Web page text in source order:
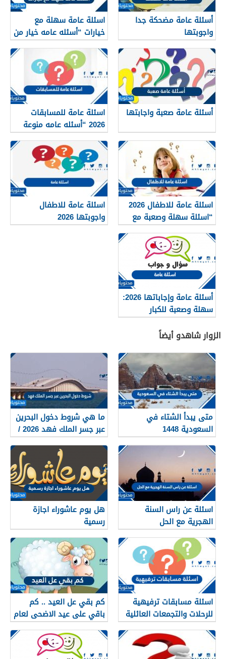
أسئلة عامة مضحكة جدا
واجوبتها
اسئلة عامة سهلة مع
خيارات “أسئله عامه خيار من
متعدد 2026”
أسئلة عامة صعبة واجابتها
اسئلة عامة للمسابقات
2026 “أسئله عامه منوعة
مع الاجابات”
اسئلة عامة للاطفال 2026
“اسئلة سهلة وصعبة مع
الحل”
اسئلة عامة للاطفال
واجوبتها 2026
أسئلة عامة وإجاباتها 2026:
سهلة وصعبة للكبار
والأطفال
الزوار شاهدو أيضاً
متى يبدأ الشتاء في
السعودية 1448
ما هي شروط دخول البحرين
عبر جسر الملك فهد 2026 /
1448
اسئلة عن راس السنة
الهجرية مع الحل
هل يوم عاشوراء اجازة
رسمية
اسئلة مسابقات ترفيهية
للرحلات والتجمعات العائلية
2026
كم بقي عل العيد .. كم
باقي على عيد الاضحى لعام
1447 /2026